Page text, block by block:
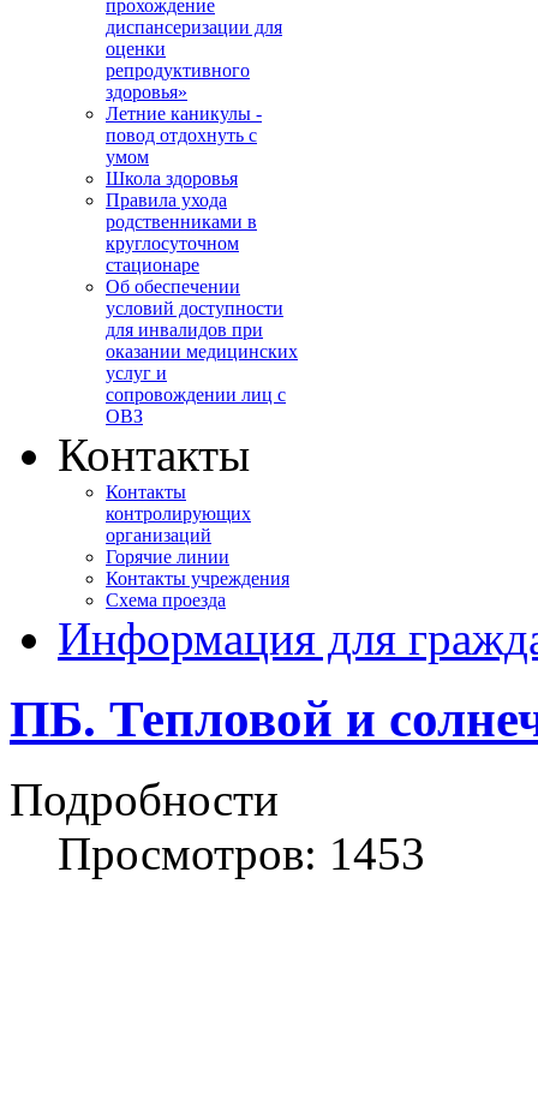
прохождение
диспансеризации для
оценки
репродуктивного
здоровья»
Летние каникулы -
повод отдохнуть с
умом
Школа здоровья
Правила ухода
родственниками в
круглосуточном
стационаре
Об обеспечении
условий доступности
для инвалидов при
оказании медицинских
услуг и
сопровождении лиц с
ОВЗ
Контакты
Контакты
контролирующих
организаций
Горячие линии
Контакты учреждения
Схема проезда
Информация для
ПБ. Тепловой и
Подробности
Просмотров: 1453